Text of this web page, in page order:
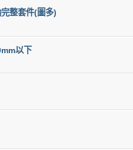
整套件(圖多)
以下